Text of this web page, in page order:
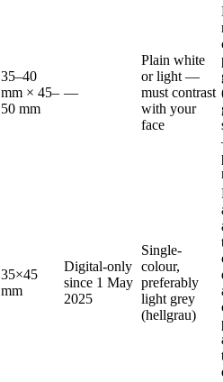
35–40
mm × 45–
50 mm
—
Plain white
or light —
must contrast
with your
face
35×45
mm
Digital-only
since 1 May
2025
Single-
colour,
preferably
light grey
(hellgrau)